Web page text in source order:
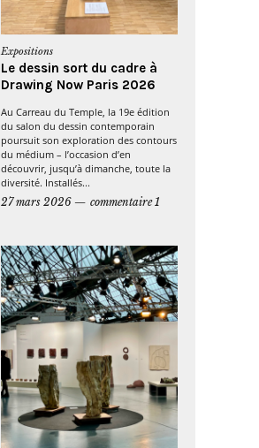
Expositions
Le dessin sort du cadre à
Drawing Now Paris 2026
Au Carreau du Temple, la 19e édition
du salon du dessin contemporain
poursuit son exploration des contours
du médium – l’occasion d’en
découvrir, jusqu’à dimanche, toute la
diversité. Installés...
27 mars 2026
commentaire 1